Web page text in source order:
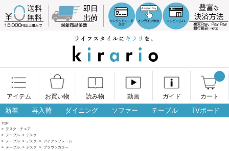
アイテム お買い物 読み物 動画 ガイド カート
新着 再入荷 ダイニング ソファー テーブル TVボード
TOP
> デスク・チェア
> テーブル > デスク
> テーブル > デスク > アイアンフレーム
> テーブル > デスク > ブラウンカラー